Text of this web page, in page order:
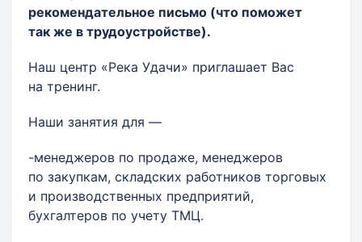
рекомендательное письмо (что поможет
так же в трудоустройстве).
Наш центр «Река Удачи» приглашает Вас
на тренинг.
Наши занятия для —
-менеджеров по продаже, менеджеров
по закупкам, складских работников торговых
и производственных предприятий,
бухгалтеров по учету ТМЦ.